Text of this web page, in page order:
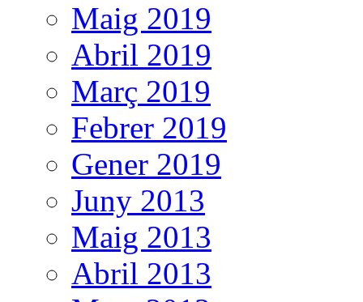
Maig 2019
Abril 2019
Març 2019
Febrer 2019
Gener 2019
Juny 2013
Maig 2013
Abril 2013